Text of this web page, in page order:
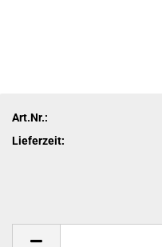
Art.Nr.:
Lieferzeit: